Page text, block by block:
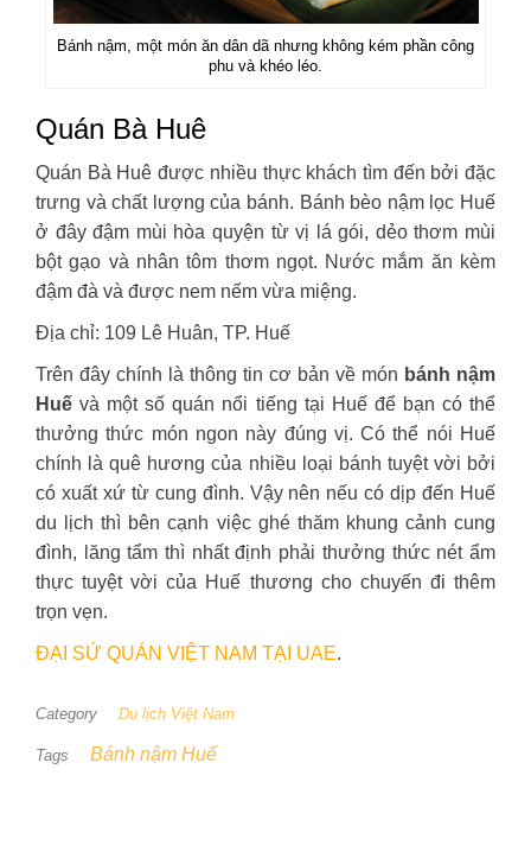
Bánh nậm, một món ăn dân dã nhưng không kém phần công
phu và khéo léo.
Quán Bà Huê
Quán Bà Huê được nhiều thực khách tìm đến bởi đặc
trưng và chất lượng của bánh. Bánh bèo nậm lọc Huế
ở đây đậm mùi hòa quyện từ vị lá gói, dẻo thơm mùi
bột gạo và nhân tôm thơm ngọt. Nước mắm ăn kèm
đậm đà và được nem nếm vừa miệng.
Địa chỉ: 109 Lê Huân, TP. Huế
Trên đây chính là thông tin cơ bản về món bánh nậm
Huế và một số quán nổi tiếng tại Huế để bạn có thể
thưởng thức món ngon này đúng vị. Có thể nói Huế
chính là quê hương của nhiều loại bánh tuyệt vời bởi
có xuất xứ từ cung đình. Vậy nên nếu có dịp đến Huế
du lịch thì bên cạnh việc ghé thăm khung cảnh cung
đình, lăng tẩm thì nhất định phải thưởng thức nét ẩm
thực tuyệt vời của Huế thương cho chuyến đi thêm
trọn vẹn.
ĐẠI SỨ QUÁN VIỆT NAM TẠI UAE.
Category Du lịch Việt Nam
Tags Bánh nậm Huế